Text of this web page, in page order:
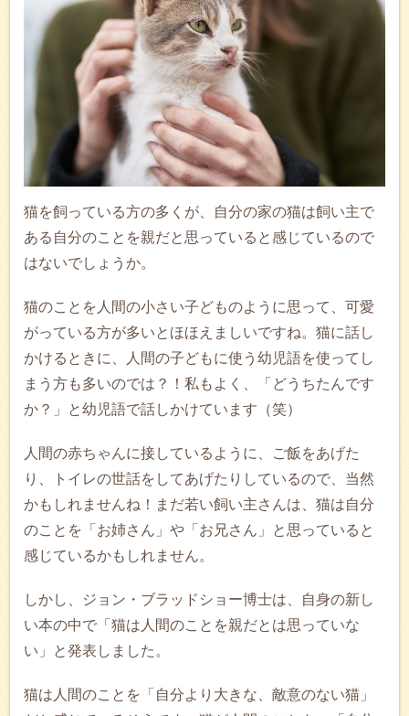
猫を飼っている方の多くが、自分の家の猫は飼い主で
ある自分のことを親だと思っていると感じているので
はないでしょうか。
猫のことを人間の小さい子どものように思って、可愛
がっている方が多いとほほえましいですね。猫に話し
かけるときに、人間の子どもに使う幼児語を使ってし
まう方も多いのでは？！私もよく、「どうちたんです
か？」と幼児語で話しかけています（笑）
人間の赤ちゃんに接しているように、ご飯をあげた
り、トイレの世話をしてあげたりしているので、当然
かもしれませんね！まだ若い飼い主さんは、猫は自分
のことを「お姉さん」や「お兄さん」と思っていると
感じているかもしれません。
しかし、ジョン・ブラッドショー博士は、自身の新し
い本の中で「猫は人間のことを親だとは思っていな
い」と発表しました。
猫は人間のことを「自分より大きな、敵意のない猫」